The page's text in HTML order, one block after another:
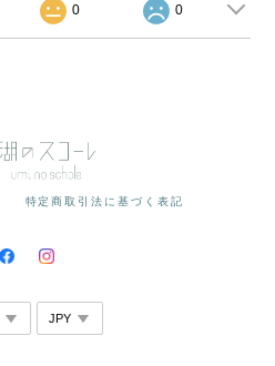
0 0
特定商取引法に基づく表記